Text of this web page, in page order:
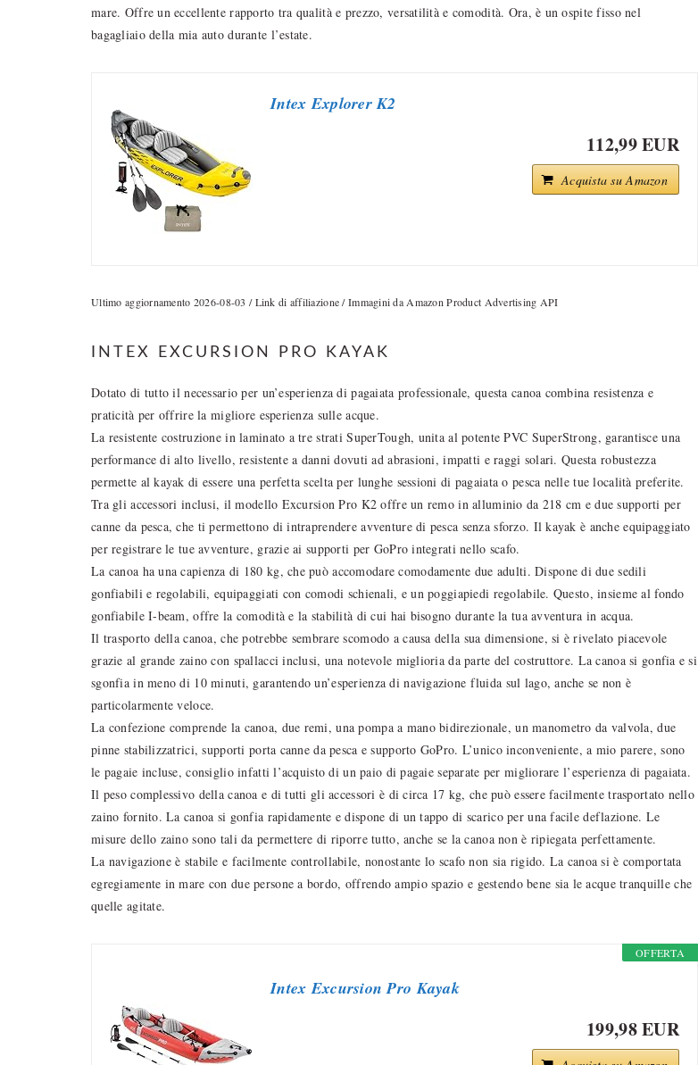
mare. Offre un eccellente rapporto tra qualità e prezzo, versatilità e comodità. Ora, è un ospite fisso nel
bagagliaio della mia auto durante l’estate.
Intex Explorer K2
112,99 EUR
Acquista su Amazon
Ultimo aggiornamento 2026-08-03 / Link di affiliazione / Immagini da Amazon Product Advertising API
INTEX EXCURSION PRO KAYAK
Dotato di tutto il necessario per un’esperienza di pagaiata professionale, questa canoa combina resistenza e
praticità per offrire la migliore esperienza sulle acque.
La resistente costruzione in laminato a tre strati SuperTough, unita al potente PVC SuperStrong, garantisce una
performance di alto livello, resistente a danni dovuti ad abrasioni, impatti e raggi solari. Questa robustezza
permette al kayak di essere una perfetta scelta per lunghe sessioni di pagaiata o pesca nelle tue località preferite.
Tra gli accessori inclusi, il modello Excursion Pro K2 offre un remo in alluminio da 218 cm e due supporti per
canne da pesca, che ti permettono di intraprendere avventure di pesca senza sforzo. Il kayak è anche equipaggiato
per registrare le tue avventure, grazie ai supporti per GoPro integrati nello scafo.
La canoa ha una capienza di 180 kg, che può accomodare comodamente due adulti. Dispone di due sedili
gonfiabili e regolabili, equipaggiati con comodi schienali, e un poggiapiedi regolabile. Questo, insieme al fondo
gonfiabile I-beam, offre la comodità e la stabilità di cui hai bisogno durante la tua avventura in acqua.
Il trasporto della canoa, che potrebbe sembrare scomodo a causa della sua dimensione, si è rivelato piacevole
grazie al grande zaino con spallacci inclusi, una notevole miglioria da parte del costruttore. La canoa si gonfia e si
sgonfia in meno di 10 minuti, garantendo un’esperienza di navigazione fluida sul lago, anche se non è
particolarmente veloce.
La confezione comprende la canoa, due remi, una pompa a mano bidirezionale, un manometro da valvola, due
pinne stabilizzatrici, supporti porta canne da pesca e supporto GoPro. L’unico inconveniente, a mio parere, sono
le pagaie incluse, consiglio infatti l’acquisto di un paio di pagaie separate per migliorare l’esperienza di pagaiata.
Il peso complessivo della canoa e di tutti gli accessori è di circa 17 kg, che può essere facilmente trasportato nello
zaino fornito. La canoa si gonfia rapidamente e dispone di un tappo di scarico per una facile deflazione. Le
misure dello zaino sono tali da permettere di riporre tutto, anche se la canoa non è ripiegata perfettamente.
La navigazione è stabile e facilmente controllabile, nonostante lo scafo non sia rigido. La canoa si è comportata
egregiamente in mare con due persone a bordo, offrendo ampio spazio e gestendo bene sia le acque tranquille che
quelle agitate.
OFFERTA
Intex Excursion Pro Kayak
199,98 EUR